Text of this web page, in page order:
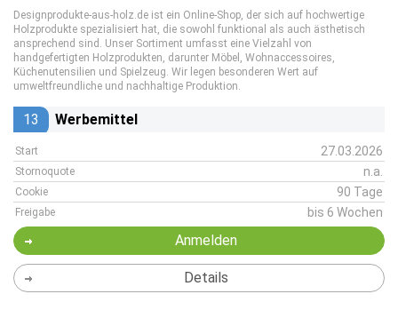
Designprodukte-aus-holz.de ist ein Online-Shop, der sich auf hochwertige
Holzprodukte spezialisiert hat, die sowohl funktional als auch ästhetisch
ansprechend sind. Unser Sortiment umfasst eine Vielzahl von
handgefertigten Holzprodukten, darunter Möbel, Wohnaccessoires,
Küchenutensilien und Spielzeug. Wir legen besonderen Wert auf
umweltfreundliche und nachhaltige Produktion.
13 Werbemittel
Start 27.03.2026
Stornoquote n.a.
Cookie 90 Tage
Freigabe bis 6 Wochen
Anmelden
Details